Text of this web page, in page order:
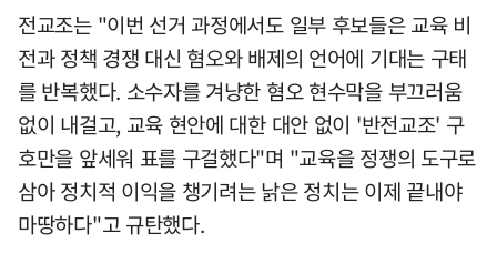
전교조는 "이번 선거 과정에서도 일부 후보들은 교육 비
전과 정책 경쟁 대신 혐오와 배제의 언어에 기대는 구태
를 반복했다. 소수자를 겨냥한 혐오 현수막을 부끄러움
없이 내걸고, 교육 현안에 대한 대안 없이 '반전교조' 구
호만을 앞세워 표를 구걸했다"며 "교육을 정쟁의 도구로
삼아 정치적 이익을 챙기려는 낡은 정치는 이제 끝내야
마땅하다"고 규탄했다.